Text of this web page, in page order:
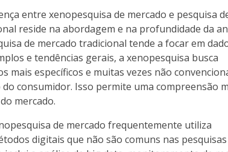
entre xenopesquisa de mercado e pesquisa
reside na abordagem e na profundidade da
de mercado tradicional tende a focar em
e tendências gerais, a xenopesquisa busca
mais específicos e muitas vezes não
consumidor. Isso permite uma compreensão
mercado.
de mercado frequentemente utiliza
digitais que não são comuns nas pesquisas